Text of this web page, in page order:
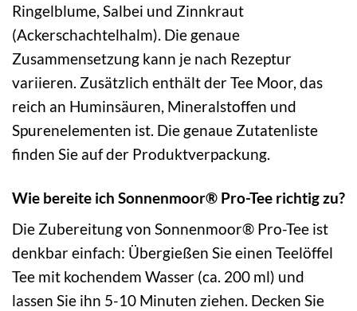
Ringelblume, Salbei und Zinnkraut
(Ackerschachtelhalm). Die genaue
Zusammensetzung kann je nach Rezeptur
variieren. Zusätzlich enthält der Tee Moor, das
reich an Huminsäuren, Mineralstoffen und
Spurenelementen ist. Die genaue Zutatenliste
finden Sie auf der Produktverpackung.
Wie bereite ich Sonnenmoor® Pro-Tee richtig zu?
Die Zubereitung von Sonnenmoor® Pro-Tee ist
denkbar einfach: Übergießen Sie einen Teelöffel
Tee mit kochendem Wasser (ca. 200 ml) und
lassen Sie ihn 5-10 Minuten ziehen. Decken Sie